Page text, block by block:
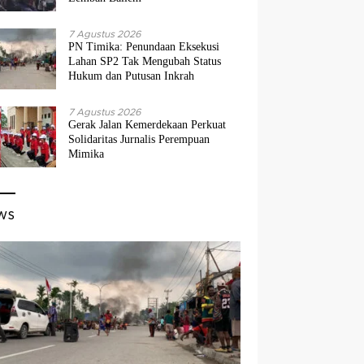
7 Agustus 2026
PN Timika: Penundaan Eksekusi
Lahan SP2 Tak Mengubah Status
Hukum dan Putusan Inkrah
7 Agustus 2026
Gerak Jalan Kemerdekaan Perkuat
Solidaritas Jurnalis Perempuan
Mimika